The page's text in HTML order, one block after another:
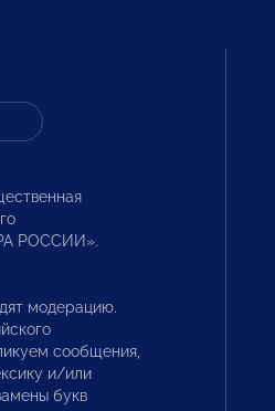
РОССИИ».
модерацию.
сообщения,
и/или
букв